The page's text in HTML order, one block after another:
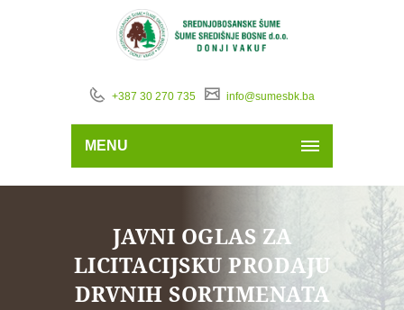
+387 30 270 735 info@sumesbk.ba
MENU
JAVNI OGLAS ZA
LICITACIJSKU PRODAJU
DRVNIH SORTIMENATA